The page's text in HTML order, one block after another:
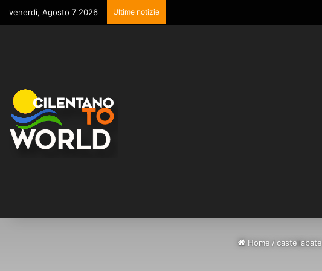
venerdì, Agosto 7 2026 Ultime notizie
Home / castellabate